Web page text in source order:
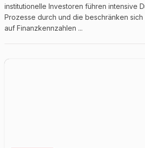
institutionelle Investoren führen intensive
Prozesse durch und die beschränken sich
auf Finanzkennzahlen ...